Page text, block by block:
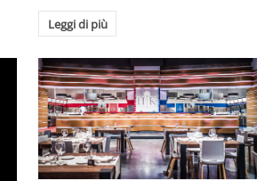
Leggi di più